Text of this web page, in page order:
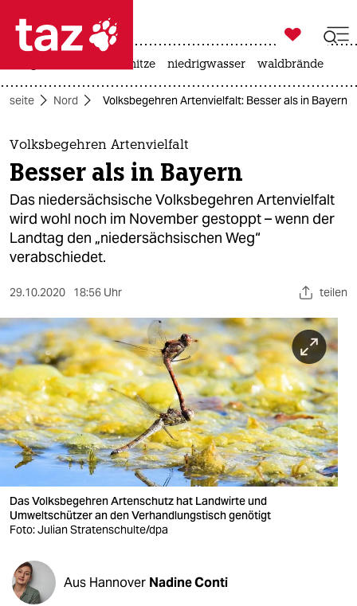
 taz zahl ich
taz zahl ich
themen
politik
öko
gesellschaft
kultur
sport
berlin
nord
wahrheit
verlag
verlag
veranstaltungen
shop
fragen & hilfe

taz zahl ich
hitze niedrigwasser waldbrände
Nord Volksbegehren Artenvielfalt: Besser als in Bayern
Volksbegehren Artenvielfalt
Besser als in Bayern
Das niedersächsische Volksbegehren Artenvielfalt
wird wohl noch im November gestoppt – wenn der
Landtag den „niedersächsischen Weg“
verabschiedet.
29.10.2020 18:56 Uhr teilen
Das Volksbegehren Artenschutz hat Landwirte und
Umweltschützer an den Verhandlungstisch genötigt
Foto: Julian Stratenschulte/dpa
Aus Hannover Nadine Conti